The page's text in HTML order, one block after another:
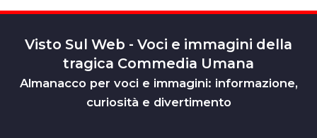
Visto Sul Web - Voci e immagini della
tragica Commedia Umana
Almanacco per voci e immagini: informazione,
curiosità e divertimento